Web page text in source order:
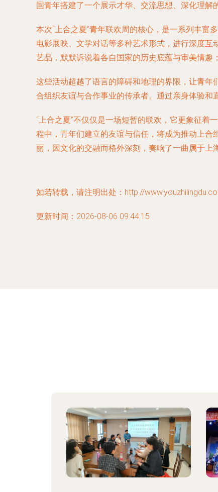
国青年搭建了一个展示才华、交流思想、深化理解
本次“上合之夏”青年联欢周的核心，是一系列丰富
电影展映、文学对话等多种艺术形式，进行深度
艺品，默默诉说着各自国家的历史底蕴与审美情趣
这些活动超越了语言的障碍和地理的界限，让青
合组织友谊与合作事业的传承者。通过亲身体验和
“上合之夏”不仅仅是一场短暂的联欢，它更象征
程中，青年们建立的友谊与信任，将成为推动上
丽，因文化的交融而格外深刻，奏响了一曲属于上
如若转载，请注明出处：http://
更新时间：2026-08-06 09:44:15